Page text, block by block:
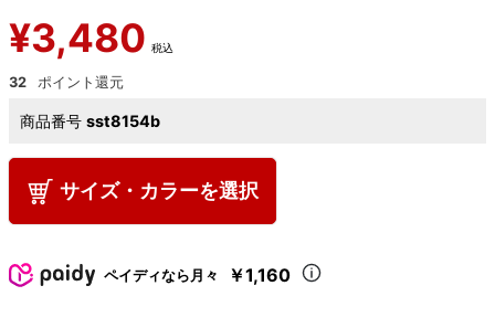
¥3,480 税込
32
商品番号 sst8154b
サイズ・カラーを選択
ペイディなら月々 ￥1,160